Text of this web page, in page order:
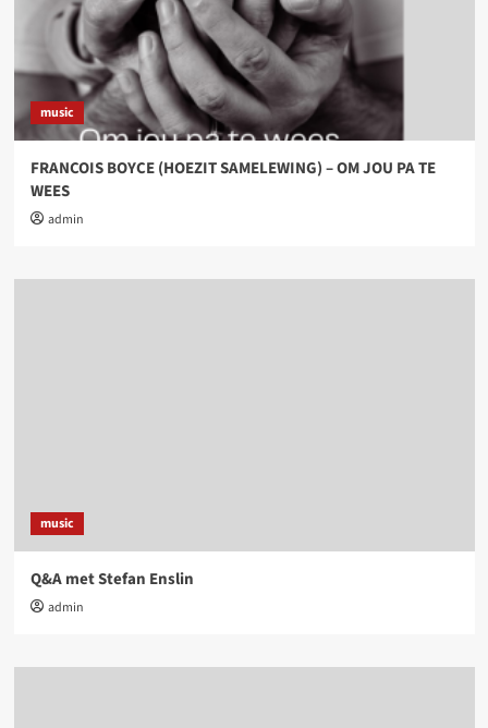
music
FRANCOIS BOYCE (HOEZIT SAMELEWING) – OM JOU PA TE
WEES
admin
music
Q&A met Stefan Enslin
admin